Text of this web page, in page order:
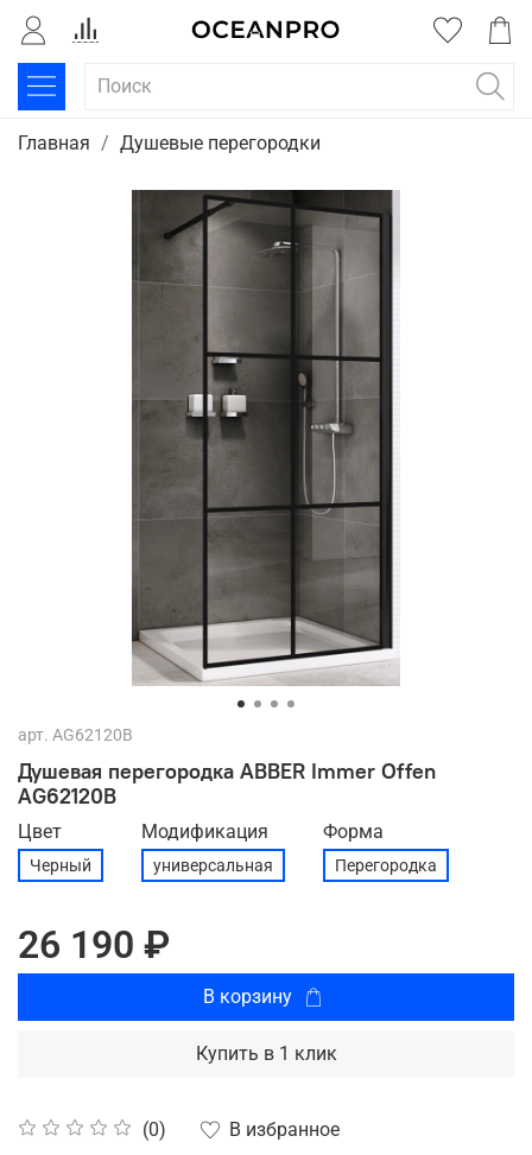
Главная Душевые перегородки
арт. AG62120B
Душевая перегородка ABBER Immer Offen
AG62120B
(0)
В избранное
Цвет
Черный
Модификация
универсальная
Форма
Перегородка
26 190 ₽
В корзину
Купить в 1 клик